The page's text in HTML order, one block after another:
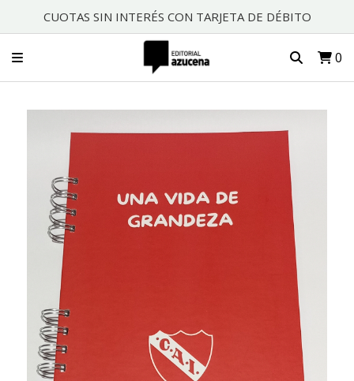
CUOTAS SIN INTERÉS CON TARJETA DE DÉBITO
0